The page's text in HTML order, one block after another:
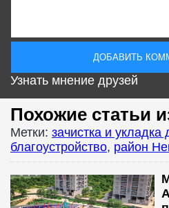
Узнать мнение друзей
Похожие статьи
Метки: зачистка и укладка
благоустройство, район